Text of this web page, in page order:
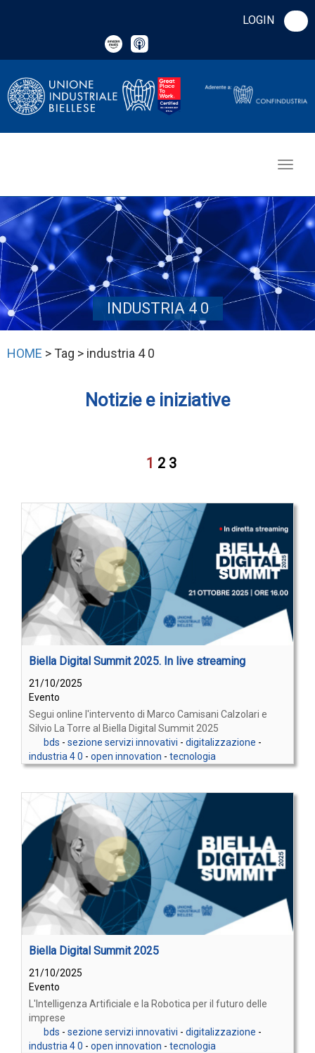
LOGIN
INDUSTRIA 4 0
HOME > Tag > industria 4 0
Notizie e iniziative
1 2 3
Biella Digital Summit 2025. In live streaming
21/10/2025
Evento
Segui online l'intervento di Marco Camisani Calzolari e
Silvio La Torre al Biella Digital Summit 2025
bds - sezione servizi innovativi - digitalizzazione -
industria 4 0 - open innovation - tecnologia
Biella Digital Summit 2025
21/10/2025
Evento
L'Intelligenza Artificiale e la Robotica per il futuro delle
imprese
bds - sezione servizi innovativi - digitalizzazione -
industria 4 0 - open innovation - tecnologia